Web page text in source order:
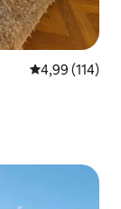
4,99 av 5 i
4,99 (114)